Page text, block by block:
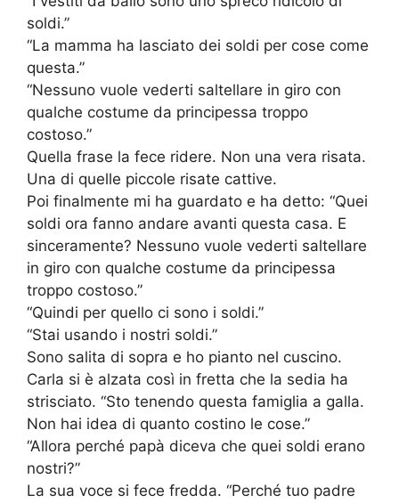
soldi.”
“La mamma ha lasciato dei soldi per cose come
questa.”
“Nessuno vuole vederti saltellare in giro con
qualche costume da principessa troppo
costoso.”
Quella frase la fece ridere. Non una vera risata.
Una di quelle piccole risate cattive.
Poi finalmente mi ha guardato e ha detto: “Quei
soldi ora fanno andare avanti questa casa. E
sinceramente? Nessuno vuole vederti saltellare
in giro con qualche costume da principessa
troppo costoso.”
“Quindi per quello ci sono i soldi.”
“Stai usando i nostri soldi.”
Sono salita di sopra e ho pianto nel cuscino.
Carla si è alzata così in fretta che la sedia ha
strisciato. “Sto tenendo questa famiglia a galla.
Non hai idea di quanto costino le cose.”
“Allora perché papà diceva che quei soldi erano
nostri?”
La sua voce si fece fredda. “Perché tuo padre